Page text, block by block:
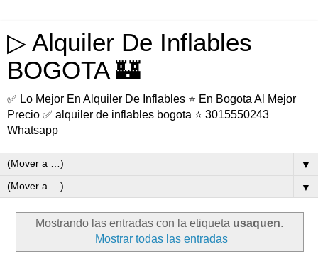
▷ Alquiler De Inflables
BOGOTA 🏰
✅ Lo Mejor En Alquiler De Inflables ⭐ En Bogota Al Mejor
Precio ✅ alquiler de inflables bogota ⭐ 3015550243
Whatsapp
▼
▼
Mostrando las entradas con la etiqueta usaquen.
Mostrar todas las entradas